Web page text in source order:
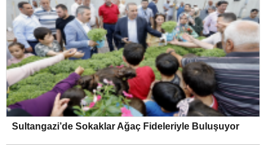
Sultangazi’de Sokaklar Ağaç Fideleriyle Buluşuyor